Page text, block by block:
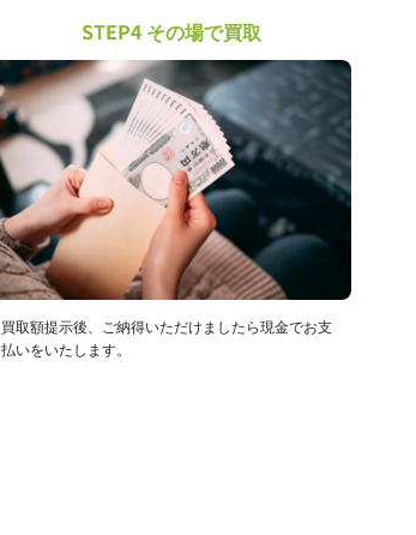
STEP4 その場で買取
買取額提示後、ご納得いただけましたら現金でお支
払いをいたします。